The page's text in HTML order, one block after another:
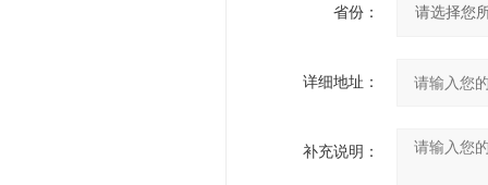
省份：
详细地址：
补充说明：